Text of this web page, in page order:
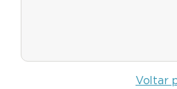
Voltar